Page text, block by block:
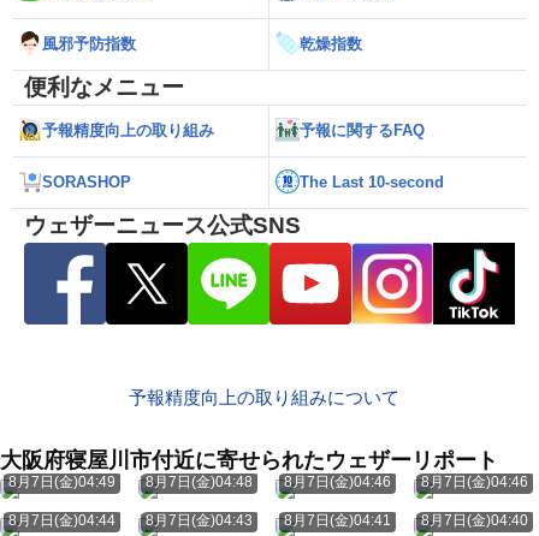
風邪予防指数 乾燥指数
便利なメニュー
予報精度向上の取り組み 予報に関するFAQ
SORASHOP The Last 10-second
ウェザーニュース公式SNS
予報精度向上の取り組みについて
大阪府寝屋川市付近に寄せられたウェザーリポート
8月7日(金)04:49 8月7日(金)04:48 8月7日(金)04:46 8月7日(金)04:46
8月7日(金)04:44 8月7日(金)04:43 8月7日(金)04:41 8月7日(金)04:40